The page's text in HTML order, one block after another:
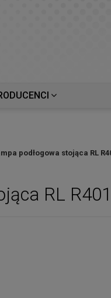
podłogowa stojąca RL
RL